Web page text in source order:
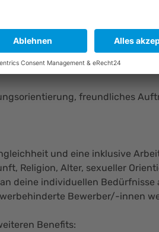
äußerst sorgfältige
freundliches
und eine inklusive
Religion, Alter, sexueller
deine individuellen
Bewerber/-innen
Benefits: